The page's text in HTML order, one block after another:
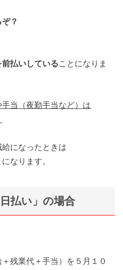
？
払いしていることになりま
当（夜勤手当など）は
になったときは
なります。
払い」の場合
残業代＋手当）を５月１０